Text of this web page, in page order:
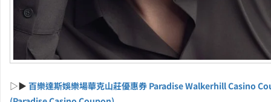
▷▶ 百樂達斯娛樂場華克山莊優惠券 Paradise Walkerhill Casino